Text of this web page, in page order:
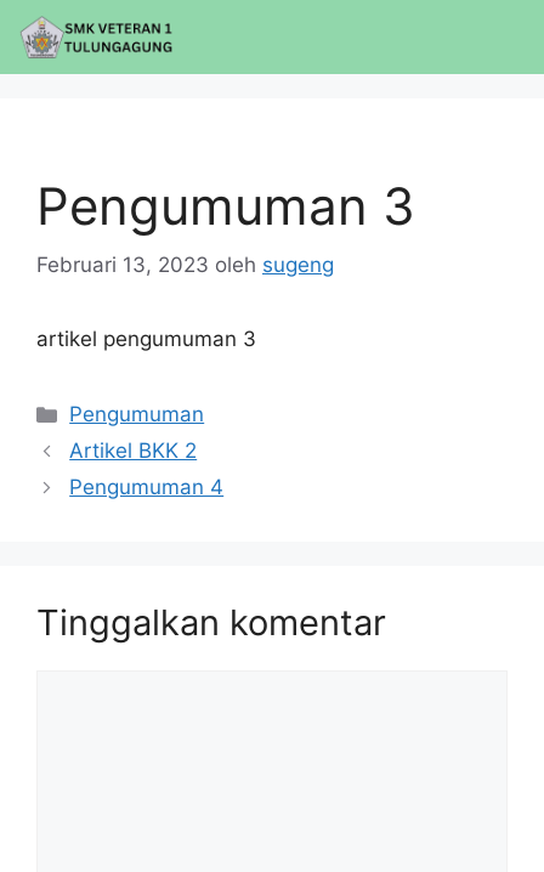
Pengumuman 3
Februari 13, 2023 oleh sugeng
artikel pengumuman 3
Pengumuman
Artikel BKK 2
Pengumuman 4
Tinggalkan komentar